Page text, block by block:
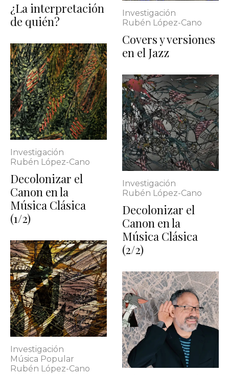
¿La interpretación
de quién?
Investigación
Rubén López-Cano
Decolonizar el
Canon en la
Música Clásica
(1/2)
Investigación
Música Popular
Rubén López-Cano
Investigación
Rubén López-Cano
Covers y versiones
en el Jazz
Investigación
Rubén López-Cano
Decolonizar el
Canon en la
Música Clásica
(2/2)